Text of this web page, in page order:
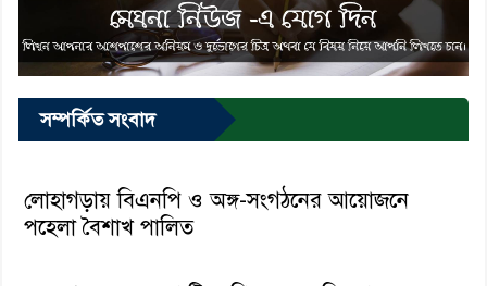
সম্পর্কিত সংবাদ
লোহাগড়ায় বিএনপি ও অঙ্গ-সংগঠনের আয়োজনে
পহেলা বৈশাখ পালিত